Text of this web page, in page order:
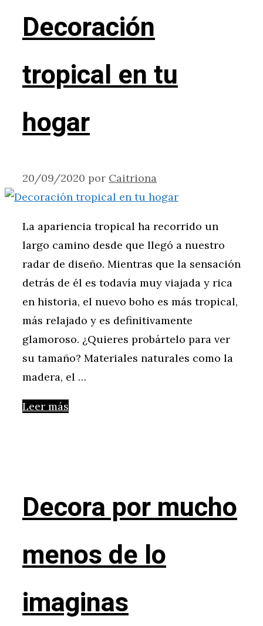
Decoración
tropical en tu
hogar
20/09/2020 por Caitriona
La apariencia tropical ha recorrido un
largo camino desde que llegó a nuestro
radar de diseño. Mientras que la sensación
detrás de él es todavía muy viajada y rica
en historia, el nuevo boho es más tropical,
más relajado y es definitivamente
glamoroso. ¿Quieres probártelo para ver
su tamaño? Materiales naturales como la
madera, el …
Leer más
Decora por mucho
menos de lo
imaginas